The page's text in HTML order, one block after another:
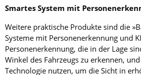
Smartes System mit
Weitere praktische Produkte sind die
Systeme mit Personenerkennung und
Personenerkennung, die in der Lage
Winkel des Fahrzeugs zu erkennen,
Technologie nutzen, um die Sicht in